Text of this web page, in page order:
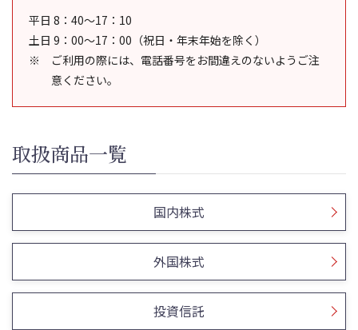
平日 8：40～17：10
土日 9：00～17：00（祝日・年末年始を除く）
ご利用の際には、電話番号をお間違えのないようご注
意ください。
取扱商品一覧
国内株式
外国株式
投資信託